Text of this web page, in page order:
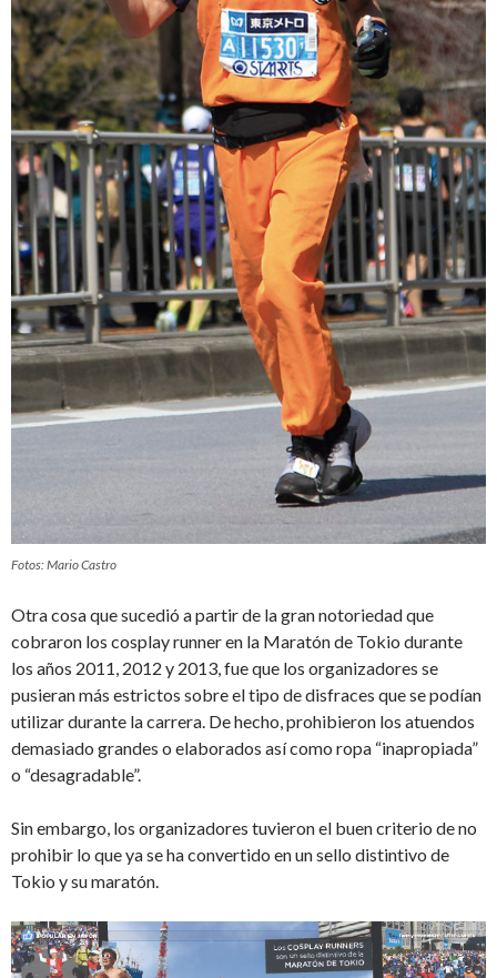
Fotos: Mario Castro
Otra cosa que sucedió a partir de la gran notoriedad que
cobraron los cosplay runner en la Maratón de Tokio durante
los años 2011, 2012 y 2013, fue que los organizadores se
pusieran más estrictos sobre el tipo de disfraces que se podían
utilizar durante la carrera. De hecho, prohibieron los atuendos
demasiado grandes o elaborados así como ropa “inapropiada”
o “desagradable”.
Sin embargo, los organizadores tuvieron el buen criterio de no
prohibir lo que ya se ha convertido en un sello distintivo de
Tokio y su maratón.